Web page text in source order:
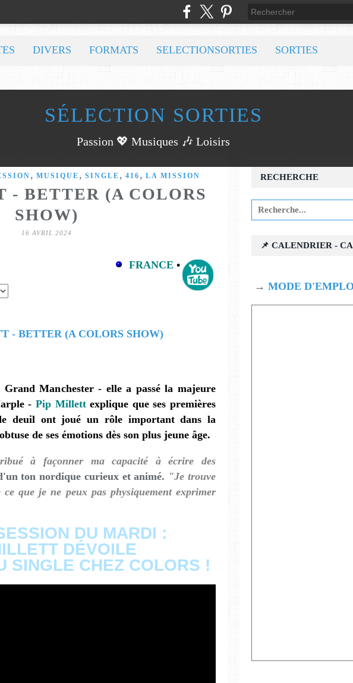
SÉLECTION SORTIES
Passion 💖 Musiques 🎶 Loisirs
DIVERS FORMATS SELECTIONSORTIES SORTIES
, MUSIQUE , SINGLE , 416 , LA MISSION
- BETTER (A COLORS
SHOW)
16 AVRIL 2024
FRANCE •
Grand Manchester - elle a passé la majeure
-Pip Millettexplique que ses premières
deuil ont joué un rôle important dans la
de ses émotions dès son plus jeune âge.
à façonner ma capacité à écrire des
ton nordique curieux et animé. "Je trouve
que je ne peux pas physiquement exprimer
DU MARDI :
DÉVOILE
SINGLE CHEZ COLORS !
RECHERCHE
📌 CALENDRIER -
→ MODE